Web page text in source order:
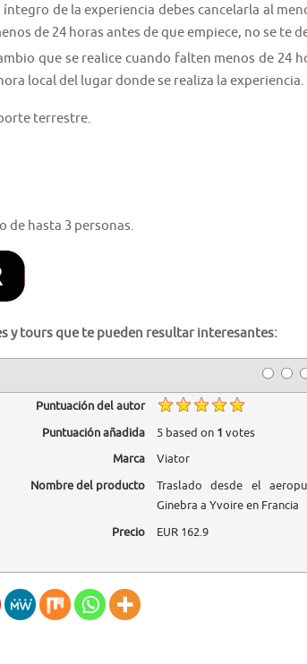
de la experiencia debes cancelarla al
de 24 horas antes de que empiece, no se te
que se realice cuando falten menos de 24
local del lugar donde se realiza la experiencia.
terrestre.
de hasta 3 personas.
y tours que te pueden resultar interesantes:
Puntuación del autor
Puntuación añadida
5based on 1 votes
Marca
Viator
Nombre del producto
Traslado desde el
Ginebra a Yvoire en Francia
Precio
EUR162.9